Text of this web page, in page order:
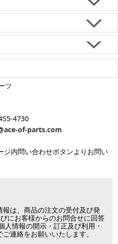
節）超大型（およそ65型以
インチ)
インチ)
インチ)
ンチ)
ンチ)
ンチ以上)
インチ)
インチ)
、PayPayオンライン決済
ニ決済・PayPayオンライン決済
ます。
すのでご了承ください。
け先分の送料がかかります。
地域料金が発生します。サイズに
については
不可）
ません。
いる場合は返品をお受けいたしま
期不良の受け付けを行います。
は
たします
短出荷・最短到着で発送いたし
日は10時までのご注文で当日出荷
のご注文でクレジットカード決
です。
外のお支払方法を選択されてい
も
で予めご了承下さい。
ツ
4730
of-parts.com
内問い合わせボタンよりお問い
は、商品の注文の受付及び発
にお客様からのお問合せに回答
情報の開示・訂正及び利用・
連絡をお願いいたします。